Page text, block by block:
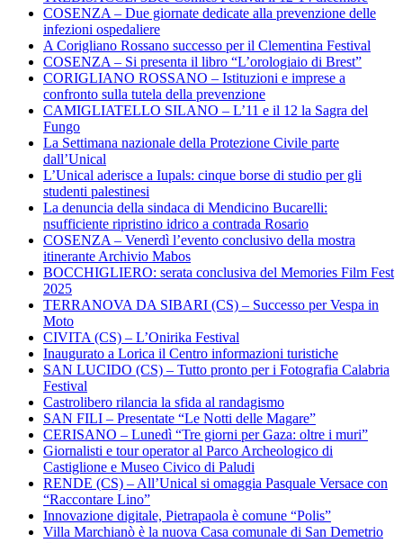
COSENZA – Due giornate dedicate alla prevenzione delle
infezioni ospedaliere
A Corigliano Rossano successo per il Clementina Festival
COSENZA – Si presenta il libro “L’orologiaio di Brest”
CORIGLIANO ROSSANO – Istituzioni e imprese a
confronto sulla tutela della prevenzione
CAMIGLIATELLO SILANO – L’11 e il 12 la Sagra del
Fungo
La Settimana nazionale della Protezione Civile parte
dall’Unical
L’Unical aderisce a Iupals: cinque borse di studio per gli
studenti palestinesi
La denuncia della sindaca di Mendicino Bucarelli:
nsufficiente ripristino idrico a contrada Rosario
COSENZA – Venerdì l’evento conclusivo della mostra
itinerante Archivio Mabos
BOCCHIGLIERO: serata conclusiva del Memories Film Fest
2025
TERRANOVA DA SIBARI (CS) – Successo per Vespa in
Moto
CIVITA (CS) – L’Onirika Festival
Inaugurato a Lorica il Centro informazioni turistiche
SAN LUCIDO (CS) – Tutto pronto per i Fotografia Calabria
Festival
Castrolibero rilancia la sfida al randagismo
SAN FILI – Presentate “Le Notti delle Magare”
CERISANO – Lunedì “Tre giorni per Gaza: oltre i muri”
Giornalisti e tour operator al Parco Archeologico di
Castiglione e Museo Civico di Paludi
RENDE (CS) – All’Unical si omaggia Pasquale Versace con
“Raccontare Lino”
Innovazione digitale, Pietrapaola è comune “Polis”
Villa Marchianò è la nuova Casa comunale di San Demetrio